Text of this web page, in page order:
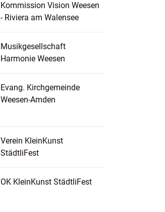
Kommission Vision Weesen
- Riviera am Walensee
Musikgesellschaft
Harmonie Weesen
Evang. Kirchgemeinde
Weesen-Amden
Verein KleinKunst
StädtliFest
OK KleinKunst StädtliFest